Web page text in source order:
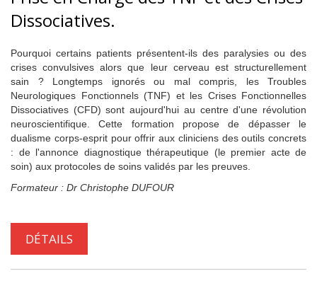
Dissociatives.
Pourquoi certains patients présentent-ils des paralysies ou des
crises convulsives alors que leur cerveau est structurellement
sain ? Longtemps ignorés ou mal compris, les Troubles
Neurologiques Fonctionnels (TNF) et les Crises Fonctionnelles
Dissociatives (CFD) sont aujourd'hui au centre d'une révolution
neuroscientifique. Cette formation propose de dépasser le
dualisme corps-esprit pour offrir aux cliniciens des outils concrets
: de l'annonce diagnostique thérapeutique (le premier acte de
soin) aux protocoles de soins validés par les preuves.
Formateur : Dr Christophe DUFOUR
DÉTAILS